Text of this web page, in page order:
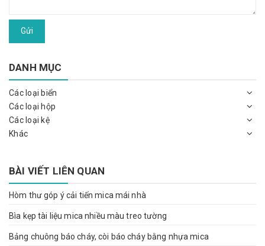
Gửi
DANH MỤC
Các loại biển
Các loại hộp
Các loại kệ
Khác
BÀI VIẾT LIÊN QUAN
Hòm thư góp ý cải tiến mica mái nhà
Bìa kẹp tài liệu mica nhiều màu treo tường
Bảng chuông báo cháy, còi báo cháy bằng nhựa mica